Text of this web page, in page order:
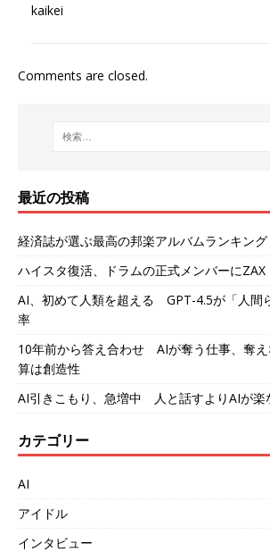
kaikei
Comments are closed.
最近の投稿
経済誌が選ぶ最高の邦楽アルバムランキン
ハイスタ復活、ドラムの正式メンバーにZAX
AI、初めて人類を超える GPT-4.5が「人間
率
10年前から答え合わせ AIが奪う仕事、奪
算は創造性
AI引きこもり、急増中 人と話すよりAIが楽
カテゴリー
AI
アイドル
インタビュー